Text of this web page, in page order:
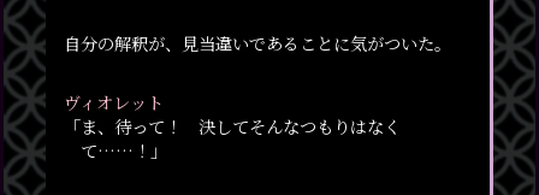
自分の解釈が、見当違いであることに気がついた。
ヴィオレット
「ま、待って！ 決してそんなつもりはなく
て……！」